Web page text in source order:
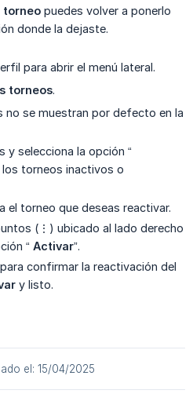
torneo puedes volver a ponerlo
donde la dejaste.
para abrir el menú lateral.
torneos.
no se muestran por defecto en la
y selecciona la opción “
los torneos inactivos o
el torneo que deseas reactivar.
(⋮) ubicado al lado derecho
“ Activar”.
confirmar la reactivación del
y listo.
el: 15/04/2025